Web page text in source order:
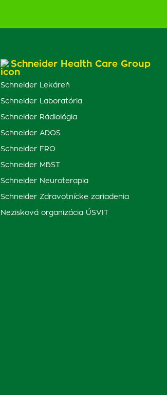
Schneider Health Care Group
Schneider Lekáreň
Schneider Laboratória
Schneider Rádiológia
Schneider ADOS
Schneider FRO
Schneider MBST
Schneider Neuroterapia
Schneider Zdravotnícke zariadenia
Nezisková organizácia ÚSVIT